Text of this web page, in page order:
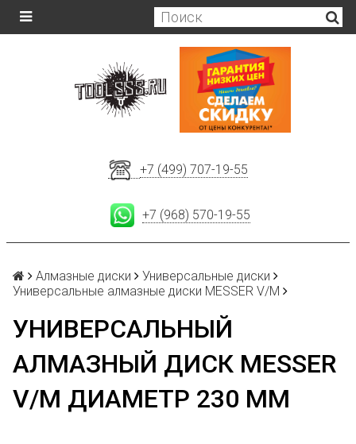
+7 (499) 707-19-55
+7 (968) 570-19-55
Алмазные диски
Универсальные диски
Универсальные алмазные диски MESSER V/M
УНИВЕРСАЛЬНЫЙ
АЛМАЗНЫЙ ДИСК MESSER
V/M ДИАМЕТР 230 ММ